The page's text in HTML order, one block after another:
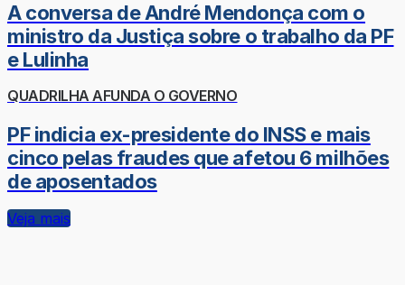
A conversa de André Mendonça com o
ministro da Justiça sobre o trabalho da PF
e Lulinha
QUADRILHA AFUNDA O GOVERNO
PF indicia ex-presidente do INSS e mais
cinco pelas fraudes que afetou 6 milhões
de aposentados
Veja mais